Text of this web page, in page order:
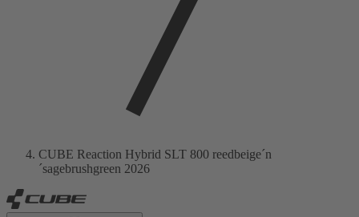
CUBE Reaction Hybrid SLT 800 reedbeige´n
´sagebrushgreen 2026